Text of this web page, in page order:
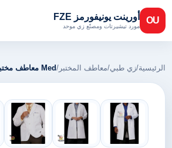
OU أورينت يونيفورمز FZE
مورد تيشيرتات ومصنّع زي موحد
الرئيسية/زي طبي/معاطف المختبر /Med معاطف مختبر تصميم